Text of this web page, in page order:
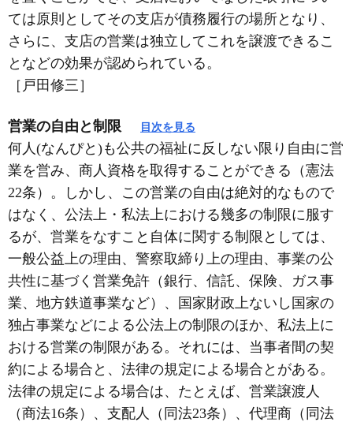
ては原則としてその支店が債務履行の場所となり、
さらに、支店の営業は独立してこれを譲渡できるこ
となどの効果が認められている。
［戸田修三］
営業の自由と制限 目次を見る
何人(なんぴと)も公共の福祉に反しない限り自由に営
業を営み、商人資格を取得することができる（憲法
22条）。しかし、この営業の自由は絶対的なもので
はなく、公法上・私法上における幾多の制限に服す
るが、営業をなすこと自体に関する制限としては、
一般公益上の理由、警察取締り上の理由、事業の公
共性に基づく営業免許（銀行、信託、保険、ガス事
業、地方鉄道事業など）、国家財政上ないし国家の
独占事業などによる公法上の制限のほか、私法上に
おける営業の制限がある。それには、当事者間の契
約による場合と、法律の規定による場合とがある。
法律の規定による場合は、たとえば、営業譲渡人
（商法16条）、支配人（同法23条）、代理商（同法